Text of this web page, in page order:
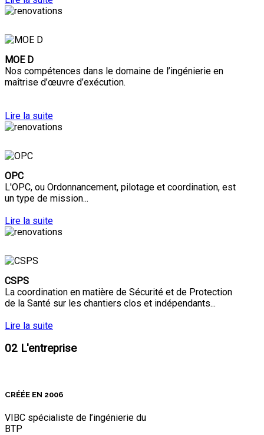
MOE D
Nos compétences dans le domaine de l’ingénierie en
maîtrise d’œuvre d’exécution.
Lire la suite
OPC
L'OPC, ou Ordonnancement, pilotage et coordination, est
un type de mission...
Lire la suite
CSPS
La coordination en matière de Sécurité et de Protection
de la Santé sur les chantiers clos et indépendants...
Lire la suite
02 L'entreprise
CRÉÉE EN 2006
VIBC spécialiste de l’ingénierie du
BTP